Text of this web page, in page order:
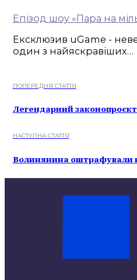
Епізод шоу «Пара на
Ексклюзив uGame -
один з найяскравіших…
ПОПЕРЕДНЯ СТАТТЯ
Легендарний
НАСТУПНА СТАТТЯ
Волинянина оштрафували